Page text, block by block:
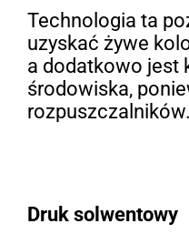
Druk solwentowy
Technologia ta
uzyskać żywe
a dodatkowo jest
środowiska,
rozpuszczalników.